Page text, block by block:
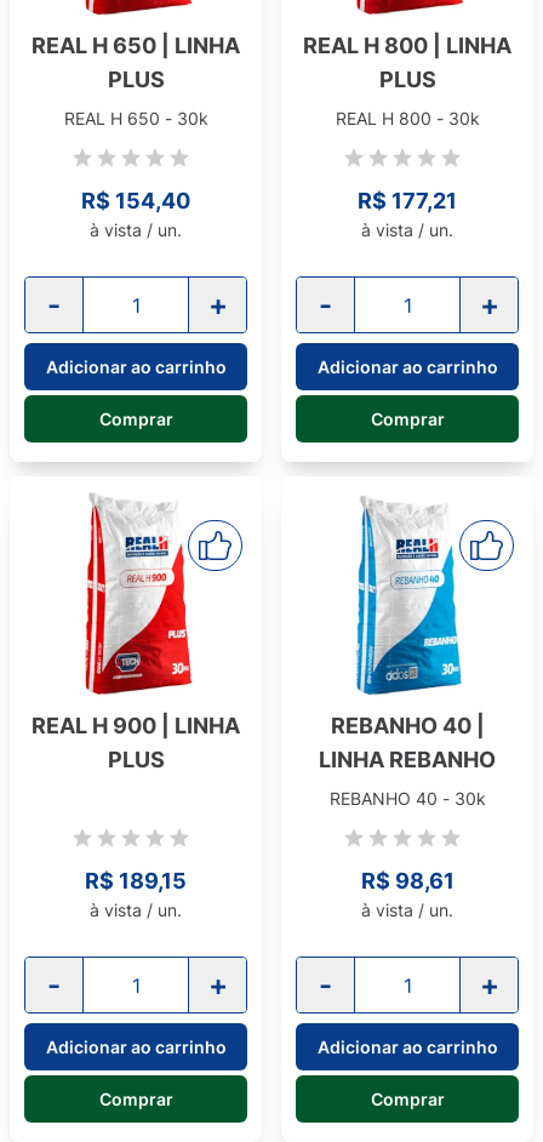
REAL H 650 | LINHA
PLUS
REAL H 650 - 30k
R$ 154,40
à vista / un.
- +
Adicionar ao carrinho
Comprar
REAL H 800 | LINHA
PLUS
REAL H 800 - 30k
R$ 177,21
à vista / un.
- +
Adicionar ao carrinho
Comprar
REAL H 900 | LINHA
PLUS
R$ 189,15
à vista / un.
- +
Adicionar ao carrinho
Comprar
REBANHO 40 |
LINHA REBANHO
REBANHO 40 - 30k
R$ 98,61
à vista / un.
- +
Adicionar ao carrinho
Comprar